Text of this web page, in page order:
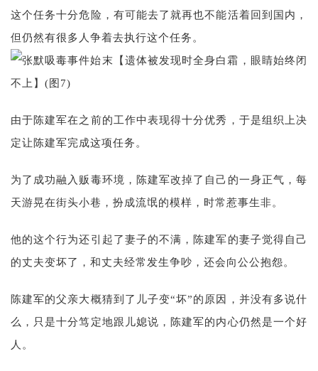
这个任务十分危险，有可能去了就再也不能活着回到国内，
但仍然有很多人争着去执行这个任务。
由于陈建军在之前的工作中表现得十分优秀，于是组织上决
定让陈建军完成这项任务。
为了成功融入贩毒环境，陈建军改掉了自己的一身正气，每
天游晃在街头小巷，扮成流氓的模样，时常惹事生非。
他的这个行为还引起了妻子的不满，陈建军的妻子觉得自己
的丈夫变坏了，和丈夫经常发生争吵，还会向公公抱怨。
陈建军的父亲大概猜到了儿子变“坏”的原因，并没有多说什
么，只是十分笃定地跟儿媳说，陈建军的内心仍然是一个好
人。